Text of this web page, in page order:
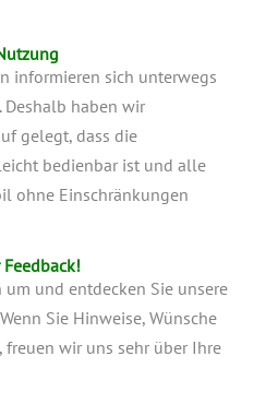
informieren sich unterwegs
Deshalb haben wir
gelegt, dass die
bedienbar ist und alle
ohne Einschränkungen
um und entdecken Sie unsere
Sie Hinweise, Wünsche
freuen wir uns sehr über Ihre